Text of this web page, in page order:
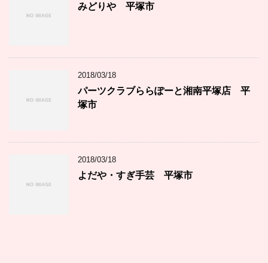
みどりや 平塚市
2018/03/18
パーツクラブららぽーと湘南平塚店 平
塚市
2018/03/18
よだや・すぎ手芸 平塚市